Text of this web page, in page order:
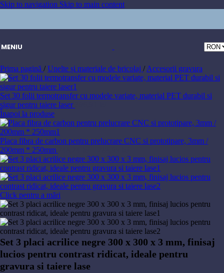
Skip to navigation Skip to main content
MENIU
Prima pagină / Unelte și materiale de bricolaj / Accesorii gravura
Set 30 folii termotransfer cu modele variate, material PET durabil si
sigur pentru taiere laser
Înapoi la produse
Placa fibra de carbon pentru prelucrare CNC si prototipare, 3mm /
200mm * 250mm
de
prețuri:
248,24 lei
până
288,95 lei
Click pentru a mări
Set 3 placi acrilice negre 300 x 300 x 3 mm, finisaj
lucios pentru contrast ridicat, ideale pentru
gravura si taiere lase